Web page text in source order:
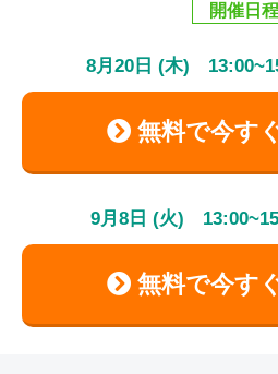
開催日程
8月 20日 (木) 13:00~
無料で今す
9月 8 日 (火) 13:00~
無料で今す